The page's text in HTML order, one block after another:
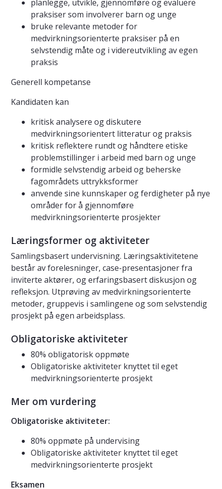
planlegge, utvikle, gjennomføre og evaluere
praksiser som involverer barn og unge
bruke relevante metoder for
medvirkningsorienterte praksiser på en
selvstendig måte og i videreutvikling av egen
praksis
Generell kompetanse
Kandidaten kan
kritisk analysere og diskutere
medvirkningsorientert litteratur og praksis
kritisk reflektere rundt og håndtere etiske
problemstillinger i arbeid med barn og unge
formidle selvstendig arbeid og beherske
fagområdets uttrykksformer
anvende sine kunnskaper og ferdigheter på nye
områder for å gjennomføre
medvirkningsorienterte prosjekter
Læringsformer og aktiviteter
Samlingsbasert undervisning. Læringsaktivitetene
består av forelesninger, case-presentasjoner fra
inviterte aktører, og erfaringsbasert diskusjon og
refleksjon. Utprøving av medvirkningsorienterte
metoder, gruppevis i samlingene og som selvstendig
prosjekt på egen arbeidsplass.
Obligatoriske aktiviteter
80% obligatorisk oppmøte
Obligatoriske aktiviteter knyttet til eget
medvirkningsorienterte prosjekt
Mer om vurdering
Obligatoriske aktiviteter:
80% oppmøte på undervising
Obligatoriske aktiviteter knyttet til eget
medvirkningsorienterte prosjekt
Eksamen